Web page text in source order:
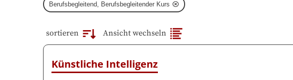
Berufsbegleitend, Berufsbegleitender Kurs
sortieren Ansicht wechseln
Künstliche Intelligenz